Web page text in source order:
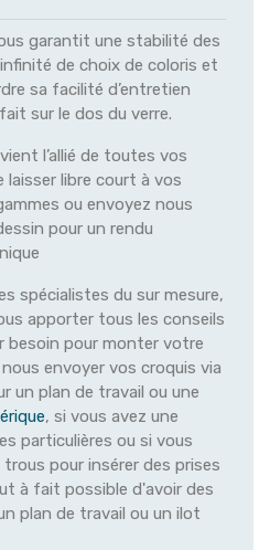
garantit une stabilité des
de choix de coloris et
sa facilité d’entretien
sur le dos du verre.
l’allié de toutes vos
libre court à vos
ou envoyez nous
pour un rendu
spécialistes du sur mesure,
apporter tous les conseils
besoin pour monter votre
envoyer vos croquis via
un plan de travail ou une
, si vous avez une
particulières ou si vous
pour insérer des prises
à fait possible d'avoir des
plan de travail ou un ilot